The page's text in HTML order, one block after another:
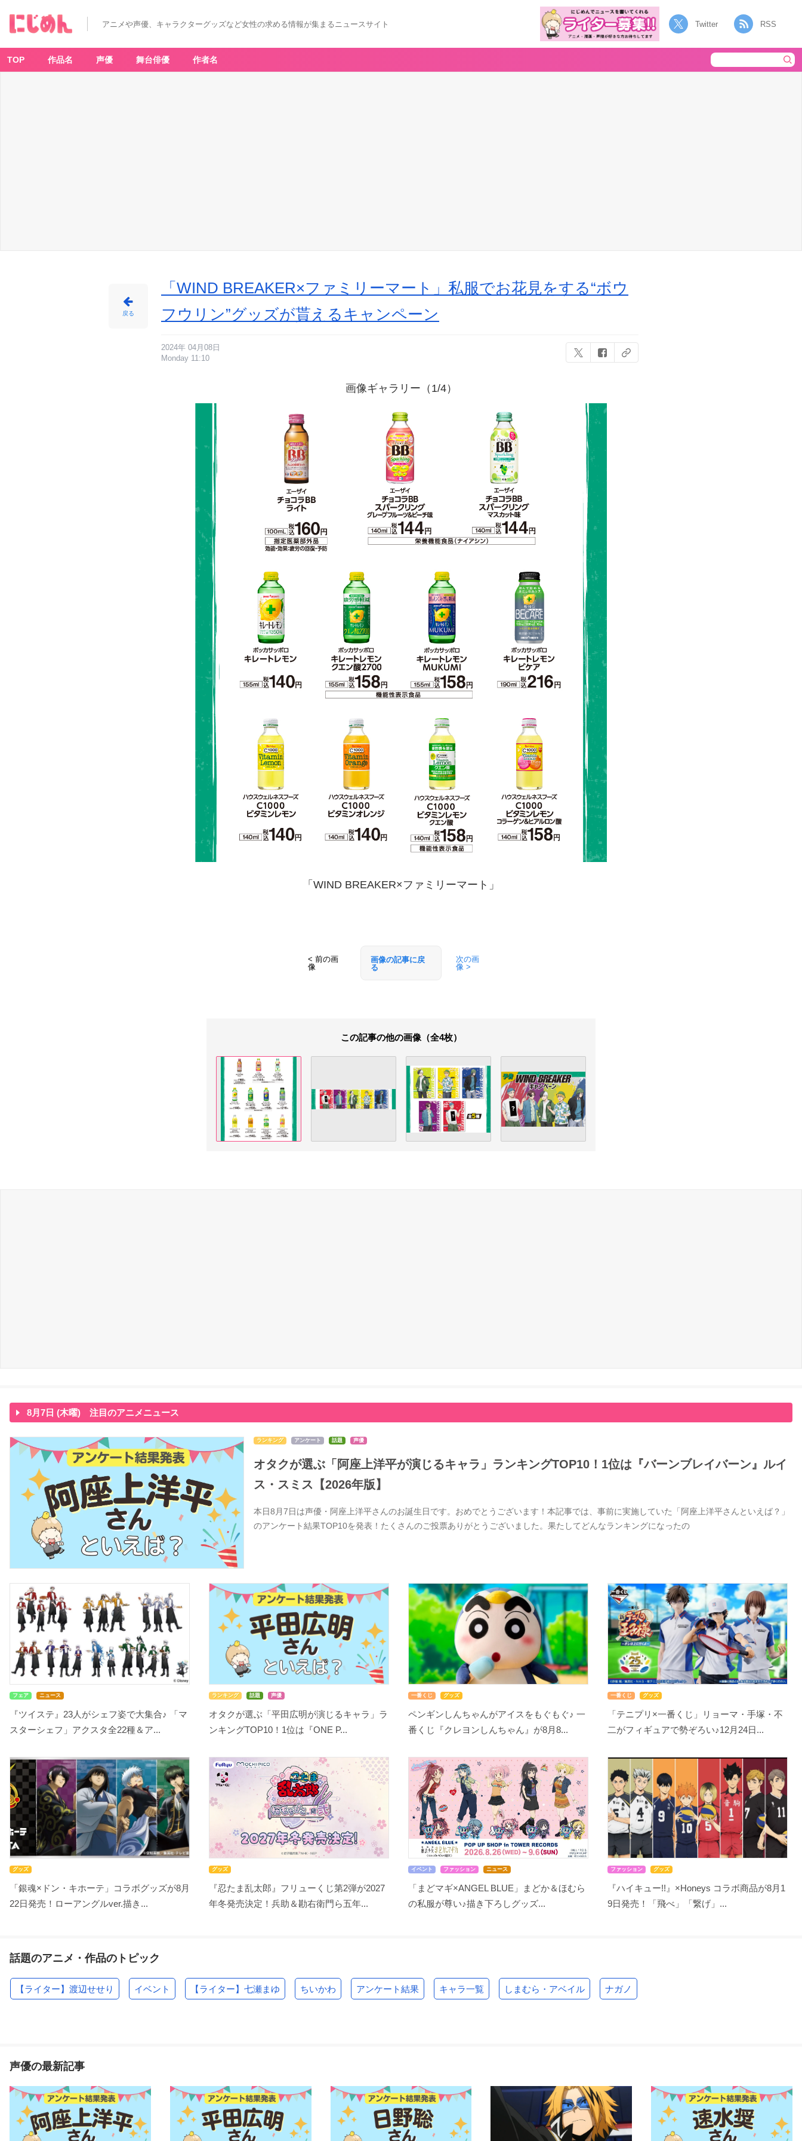
A
E
×
アニメや声優、キャラクターグッズなど女性の求める情報が集まるニュースサイト Twitter RSS
TOP 作品名 声優 舞台俳優 作者名
戻る
「WIND BREAKER×ファミリーマート」私服でお花見をする“ボウ
フウリン”グッズが貰えるキャンペーン
2024年 04月08日
Monday 11:10
画像ギャラリー（1/4）
「WIND BREAKER×ファミリーマート」
< 前の画
像
画像の記事に戻
る
次の画
像 >
この記事の他の画像（全4枚）
8月7日 (木曜) 注目のアニメニュース
ランキング アンケート 話題 声優
オタクが選ぶ「阿座上洋平が演じるキャラ」ランキングTOP10！1位は『バーンブレイバーン』ルイ
ス・スミス【2026年版】
本日8月7日は声優・阿座上洋平さんのお誕生日です。おめでとうございます！本記事では、事前に実施していた「阿座上洋平さんといえば？」
のアンケート結果TOP10を発表！たくさんのご投票ありがとうございました。果たしてどんなランキングになったの
フェア ニュース
『ツイステ』23人がシェフ姿で大集合♪ 「マ
スターシェフ」アクスタ全22種＆ア...
ランキング 話題 声優
オタクが選ぶ「平田広明が演じるキャラ」ラ
ンキングTOP10！1位は『ONE P...
一番くじ グッズ
ペンギンしんちゃんがアイスをもぐもぐ♪ 一
番くじ『クレヨンしんちゃん』が8月8...
一番くじ グッズ
「テニプリ×一番くじ」リョーマ・手塚・不
二がフィギュアで勢ぞろい♪12月24日...
グッズ
「銀魂×ドン・キホーテ」コラボグッズが8月
22日発売！ローアングルver.描き...
グッズ
『忍たま乱太郎』フリューくじ第2弾が2027
年冬発売決定！兵助＆勘右衛門ら五年...
イベント ファッション ニュース
「まどマギ×ANGEL BLUE」まどか＆ほむら
の私服が尊い♪描き下ろしグッズ...
ファッション グッズ
『ハイキュー!!』×Honeys コラボ商品が8月1
9日発売！「飛べ」「繋げ」...
話題のアニメ・作品のトピック
【ライター】渡辺せせり イベント 【ライター】七瀬まゆ ちいかわ アンケート結果 キャラ一覧 しまむら・アベイル ナガノ
声優の最新記事